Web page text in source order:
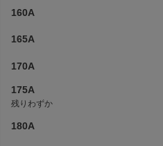
160A
165A
170A
175A
残りわずか
180A